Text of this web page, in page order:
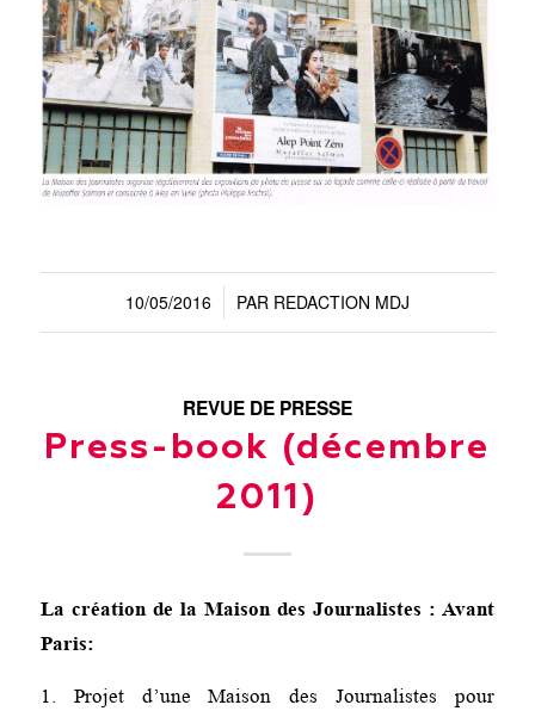
10/05/2016
/ PAR REDACTION MDJ
REVUE DE PRESSE
Press-book (décembre
2011)
La création de la Maison des Journalistes : Avant
Paris:
1. Projet d’une Maison des Journalistes pour